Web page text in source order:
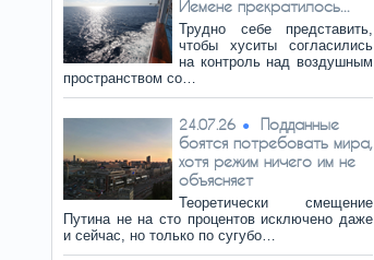
Йемене прекратилось...
Трудно себе представить,
чтобы хуситы согласились
на контроль над воздушным
пространством со…
24.07.26
Подданные
боятся потребовать мира,
хотя режим ничего им не
объясняет
Теоретически смещение
Путина не на сто процентов исключено даже
и сейчас, но только по сугубо…